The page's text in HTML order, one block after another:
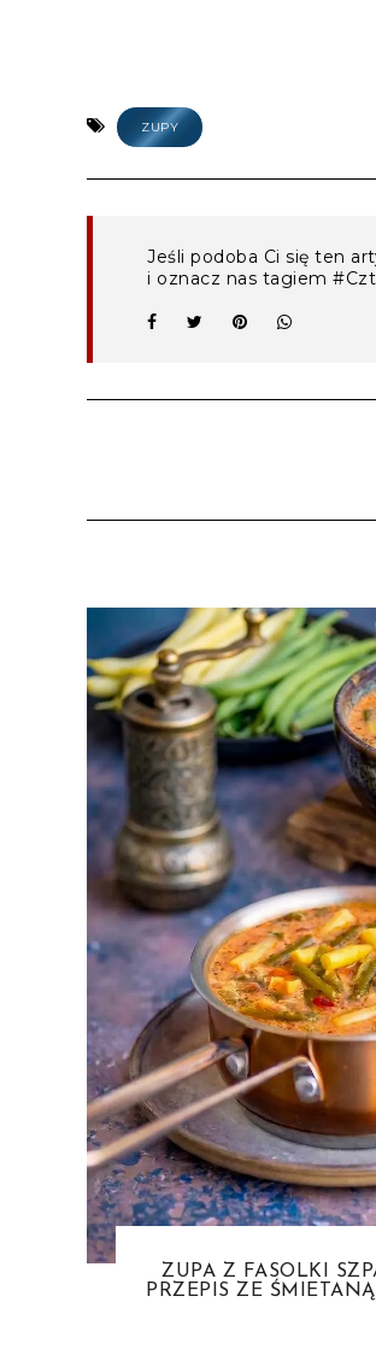
ZUPY
Jeśli podoba Ci się ten
i oznacz nas tagiem
ZUPA Z FASOLKI
PRZEPIS ZE